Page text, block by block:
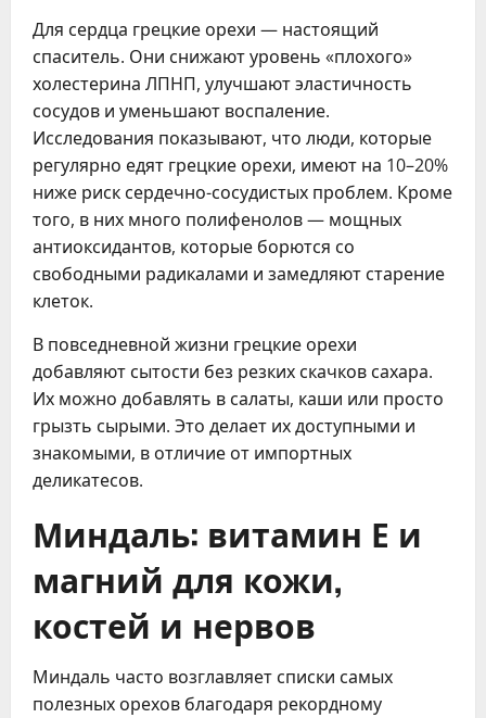
Для сердца грецкие орехи — настоящий
спаситель. Они снижают уровень «плохого»
холестерина ЛПНП, улучшают эластичность
сосудов и уменьшают воспаление.
Исследования показывают, что люди, которые
регулярно едят грецкие орехи, имеют на 10–20%
ниже риск сердечно-сосудистых проблем. Кроме
того, в них много полифенолов — мощных
антиоксидантов, которые борются со
свободными радикалами и замедляют старение
клеток.
В повседневной жизни грецкие орехи
добавляют сытости без резких скачков сахара.
Их можно добавлять в салаты, каши или просто
грызть сырыми. Это делает их доступными и
знакомыми, в отличие от импортных
деликатесов.
Миндаль: витамин Е и
магний для кожи,
костей и нервов
Миндаль часто возглавляет списки самых
полезных орехов благодаря рекордному